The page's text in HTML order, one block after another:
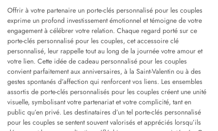
Offrir à votre partenaire un porte-clés personnalisé pour les couples
exprime un profond investissement émotionnel et témoigne de votre
engagement à célébrer votre relation. Chaque regard porté sur ce
porte-clés personnalisé pour les couples, cet accessoire clé
personnalisé, leur rappelle tout au long de la journée votre amour et
votre lien. Cette idée de cadeau personnalisé pour les couples
convient parfaitement aux anniversaires, à la Saint-Valentin ou à des
gestes spontanés d’affection qui renforcent vos liens. Les ensembles
assortis de porte-clés personnalisés pour les couples créent une unité
visuelle, symbolisant votre partenariat et votre complicité, tant en
public qu’en privé. Les destinataires d’un tel porte-clés personnalisé
pour les couples se sentent souvent valorisés et appréciés lorsqu’ils